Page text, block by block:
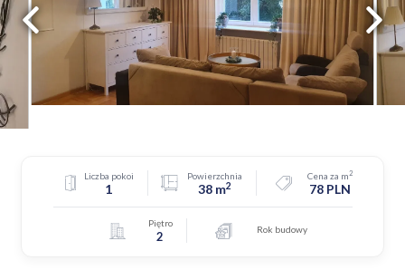
Liczba pokoi
1
Powierzchnia
38 m2
Cena za m2
78 PLN
Piętro
2 Rok budowy